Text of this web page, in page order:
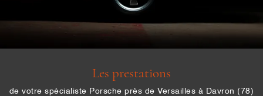
VÉHICULES
AVIS
Rejoignez-nous
Restez
Les prestations
de votre spécialiste Porsche près de Versailles à Davron (78)